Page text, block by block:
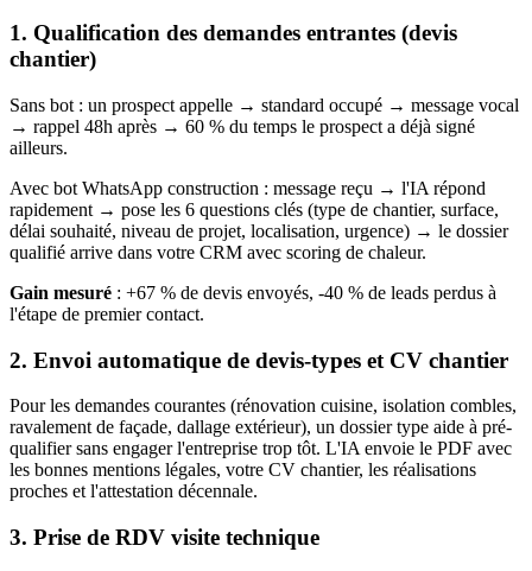
1. Qualification des demandes entrantes (devis
chantier)
Sans bot : un prospect appelle → standard occupé → message vocal
→ rappel 48h après → 60 % du temps le prospect a déjà signé
ailleurs.
Avec bot WhatsApp construction : message reçu → l'IA répond
rapidement → pose les 6 questions clés (type de chantier, surface,
délai souhaité, niveau de projet, localisation, urgence) → le dossier
qualifié arrive dans votre CRM avec scoring de chaleur.
Gain mesuré : +67 % de devis envoyés, -40 % de leads perdus à
l'étape de premier contact.
2. Envoi automatique de devis-types et CV chantier
Pour les demandes courantes (rénovation cuisine, isolation combles,
ravalement de façade, dallage extérieur), un dossier type aide à pré-
qualifier sans engager l'entreprise trop tôt. L'IA envoie le PDF avec
les bonnes mentions légales, votre CV chantier, les réalisations
proches et l'attestation décennale.
3. Prise de RDV visite technique